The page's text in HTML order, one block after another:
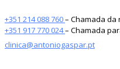
+351 214 088 760– Chamada
+351 917 770 024– Chamada
clinica@antoniogaspar.pt